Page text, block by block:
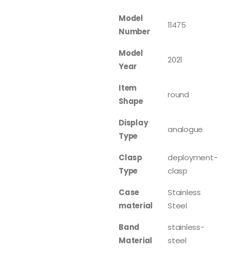
Model
Number
11475
Model
Year
2021
Item
Shape
round
Display
Type
analogue
Clasp
Type
deployment-
clasp
Case
material
Stainless
Steel
Band
Material
stainless-
steel